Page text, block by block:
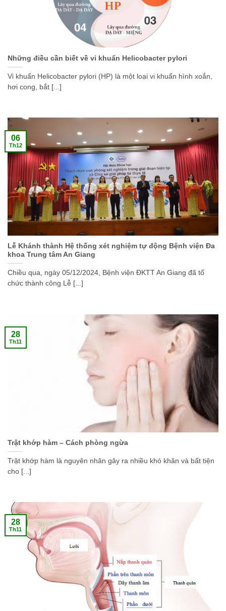
Những điều cần biết về vi khuẩn Helicobacter pylori
Vi khuẩn Helicobacter pylori (HP) là một loại vi khuẩn hình xoắn,
hơi cong, bắt [...]
Lễ Khánh thành Hệ thống xét nghiệm tự động Bệnh viện Đa
khoa Trung tâm An Giang
Chiều qua, ngày 05/12/2024, Bệnh viện ĐKTT An Giang đã tổ
chức thành công Lễ [...]
06
Th12
Trật khớp hàm – Cách phòng ngừa
Trật khớp hàm là nguyên nhân gây ra nhiều khó khăn và bất tiện
cho [...]
28
Th11
28
Th11